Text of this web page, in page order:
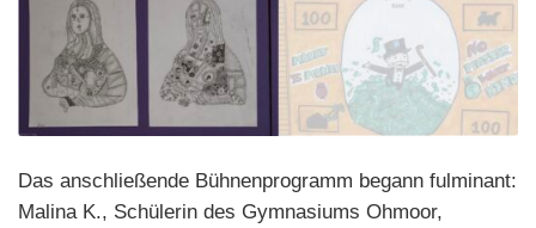
Das anschließende Bühnenprogramm begann fulminant:
Malina K., Schülerin des Gymnasiums Ohmoor,